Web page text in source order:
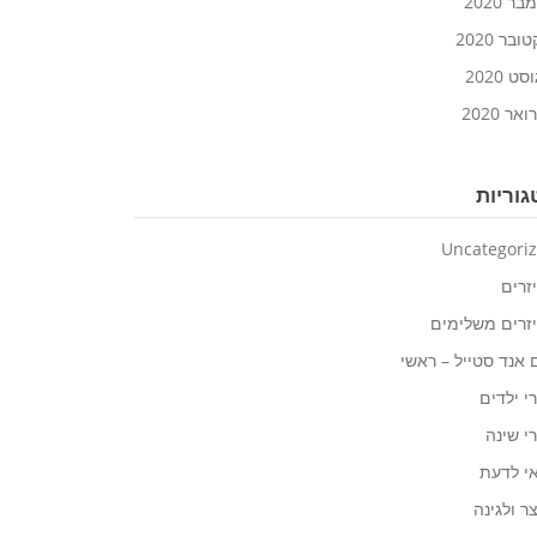
2020
2020
2020
משלימים
אנד סטייל – ראשי
ילדים
שינה
לדעת
ולגינה